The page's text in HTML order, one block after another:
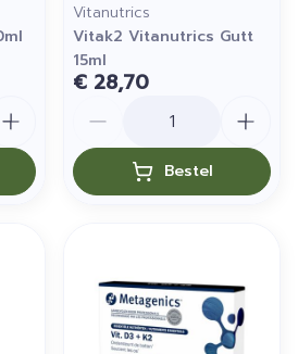
Vitanutrics
Vitak2 Vitanutrics Gutt
15ml
€ 28,70
Bestel